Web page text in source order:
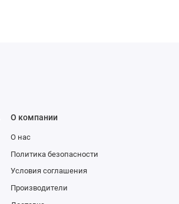
О компании
О нас
Политика безопасности
Условия соглашения
Производители